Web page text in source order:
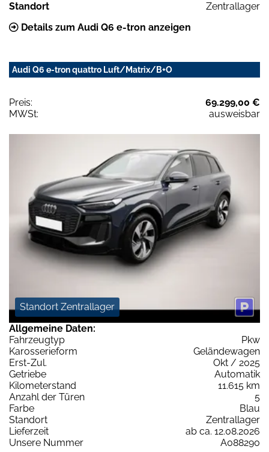
Standort
Zentrallager
Details zum Audi Q6 e-tron anzeigen
Audi Q6 e-tron quattro Luft/Matrix/B+O
Preis:
69.299,00 €
MWSt:
ausweisbar
Standort Zentrallager
Allgemeine Daten:
Fahrzeugtyp
Pkw
Karosserieform
Geländewagen
Erst-Zul.
Okt / 2025
Getriebe
Automatik
Kilometerstand
11.615 km
Anzahl der Türen
5
Farbe
Blau
Standort
Zentrallager
Lieferzeit
ab ca. 12.08.2026
Unsere Nummer
A088290